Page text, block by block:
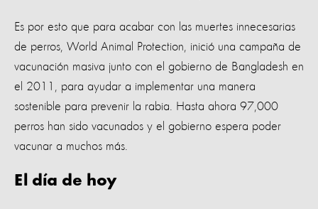
Es por esto que para acabar con las muertes innecesarias
de perros, World Animal Protection, inició una campaña de
vacunación masiva junto con el gobierno de Bangladesh en
el 2011, para ayudar a implementar una manera
sostenible para prevenir la rabia. Hasta ahora 97,000
perros han sido vacunados y el gobierno espera poder
vacunar a muchos más.
El día de hoy